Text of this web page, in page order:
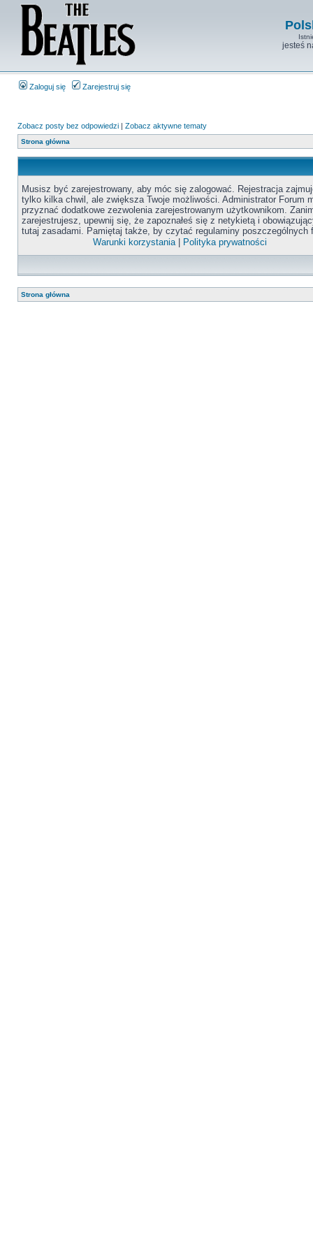
jesteś
Zaloguj się Zarejestruj się
Zobacz posty bez odpowiedzi | Zobacz aktywne tematy
Strona główna
Musisz być zarejestrowany, aby móc się zalogować. Rejestracja
tylko kilka chwil, ale zwiększa Twoje możliwości. Administrator Forum
przyznać dodatkowe zezwolenia zarejestrowanym użytkownikom.
zarejestrujesz, upewnij się, że zapoznałeś się z netykietą i
tutaj zasadami. Pamiętaj także, by czytać regulaminy poszczególnych
Warunki korzystania| Polityka prywatności
Strona główna